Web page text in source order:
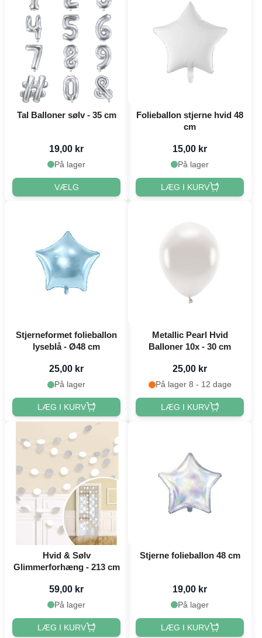
Tal Balloner sølv - 35 cm
19,00 kr
På lager
VÆLG
Folieballon stjerne hvid 48
cm
15,00 kr
På lager
LÆG I KURV
Stjerneformet folieballon
lyseblå - Ø48 cm
25,00 kr
På lager
LÆG I KURV
Metallic Pearl Hvid
Balloner 10x - 30 cm
25,00 kr
På lager 8 - 12 dage
LÆG I KURV
Hvid & Sølv
Glimmerforhæng - 213 cm
59,00 kr
På lager
LÆG I KURV
Stjerne folieballon 48 cm
19,00 kr
På lager
LÆG I KURV